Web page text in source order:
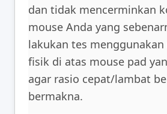
dan tidak mencerminkan
mouse Anda yang
lakukan tes
fisik di atas mouse pad
agar rasio cepat/lambat
bermakna.